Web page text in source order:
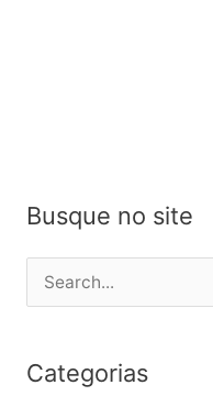
Busque no site
e
q
Categorias